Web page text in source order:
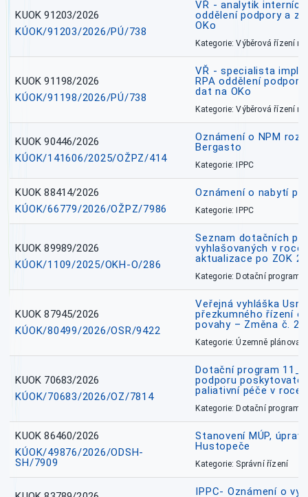
KUOK 91203/2026
KÚOK/91203/2026/PÚ/738
VŘ - analytik
oddělení podpory a
OKo
Kategorie: Výběrová řízení
KUOK 91198/2026
KÚOK/91198/2026/PÚ/738
VŘ - specialista
RPA oddělení
dat na OKo
Kategorie: Výběrová řízení
KUOK 90446/2026
KÚOK/141606/2025/OŽPZ/414
Oznámení o NPM
Bergasto
Kategorie: IPPC
KUOK 88414/2026
KÚOK/66779/2026/OŽPZ/7986
Oznámení o nabytí
Kategorie: IPPC
KUOK 89989/2026
KÚOK/1109/2025/OKH-O/286
Seznam dotačních
vyhlašovaných v roce
aktualizace po ZOK
Kategorie: Dotační
KUOK 87945/2026
KÚOK/80499/2026/OSR/9422
Veřejná vyhláška
přezkumného řízení
povahy – Změna č. 2
Kategorie: Územně
KUOK 70683/2026
KÚOK/70683/2026/OZ/7814
Dotační program
podporu
paliativní péče v roce
Kategorie: Dotační
KUOK 86460/2026
KÚOK/49876/2026/ODSH-
SH/7909
Stanovení MÚP,
Hustopeče
Kategorie: Správní řízení
IPPC- Oznámení o